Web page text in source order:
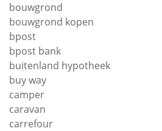
bouwgrond
bouwgrond kopen
bpost
bpost bank
buitenland hypotheek
buy way
camper
caravan
carrefour